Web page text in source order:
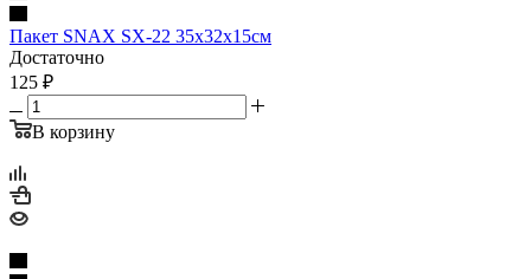
Пакет SNAX SX-22 35x32x15см
Достаточно
125 ₽
В корзину